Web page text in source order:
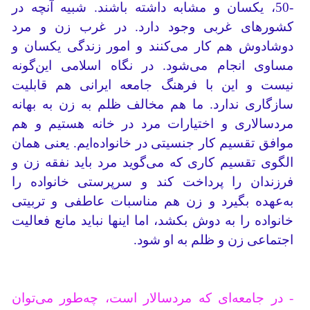
-50، یکسان و مشابه داشته باشند. شبیه آنچه در
کشورهای غربی وجود دارد. در غرب زن و مرد
دوشادوش هم کار می‌کنند و امور زندگی یکسان و
مساوی انجام می‌شود. در نگاه اسلامی این‌گونه
نیست و این با فرهنگ جامعه ایرانی هم قابلیت
سازگاری ندارد. ما هم مخالف ظلم به زن به بهانه
مردسالاری و اختیارات مرد در خانه هستیم و هم
موافق تقسیم کار جنسیتی در خانواده‌ایم. یعنی همان
الگوی تقسیم کاری که می‌گوید مرد باید نفقه زن و
فرزندان را پرداخت کند و سرپرستی خانواده را
به‌عهده بگیرد و زن هم مناسبات عاطفی و تربیتی
خانواده را به دوش بکشد، اما اینها نباید مانع فعالیت
اجتماعی زن و ظلم به او شود.
- در جامعه‌ای که مردسالار است، چه‌طور می‌توان